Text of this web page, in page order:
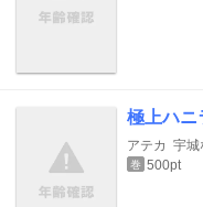
極上ハニ
アテカ 宇城
巻 500pt